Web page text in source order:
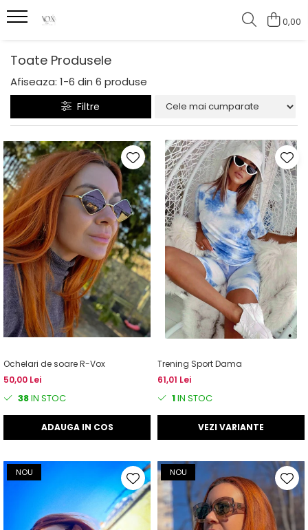
0,00
Toate Produsele
Afiseaza: 1-6 din 6 produse
Filtre
Ochelari de soare R-Vox
50,00 Lei
38IN STOC
ADAUGA IN COS
Trening Sport Dama
61,01 Lei
1IN STOC
VEZI VARIANTE
NOU NOU